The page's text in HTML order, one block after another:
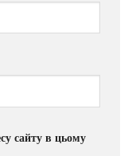
сайту в цьому